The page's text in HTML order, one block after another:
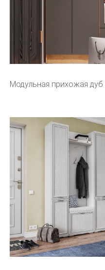
Модульная прихожая дуб